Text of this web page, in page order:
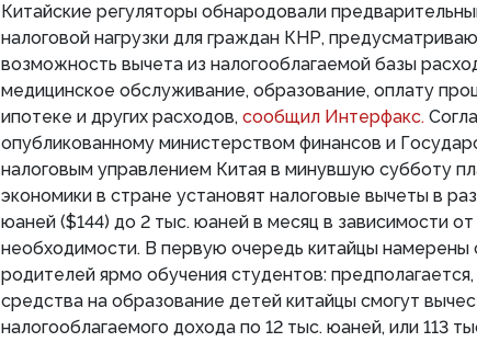
Китайские регуляторы обнародовали
налоговой нагрузки для граждан КНР,
возможность вычета из налогооблагаемой базы
медицинское обслуживание, образование, оплату
ипотеке и других расходов, сообщил Интерфакс.
опубликованному министерством финансов и
налоговым управлением Китая в минувшую субботу
экономики в стране установят налоговые вычеты в
юаней ($144) до 2 тыс. юаней в месяц в зависимости
необходимости. В первую очередь китайцы намерены
родителей ярмо обучения студентов:
средства на образование детей китайцы смогут
налогооблагаемого дохода по 12 тыс. юаней, или 113